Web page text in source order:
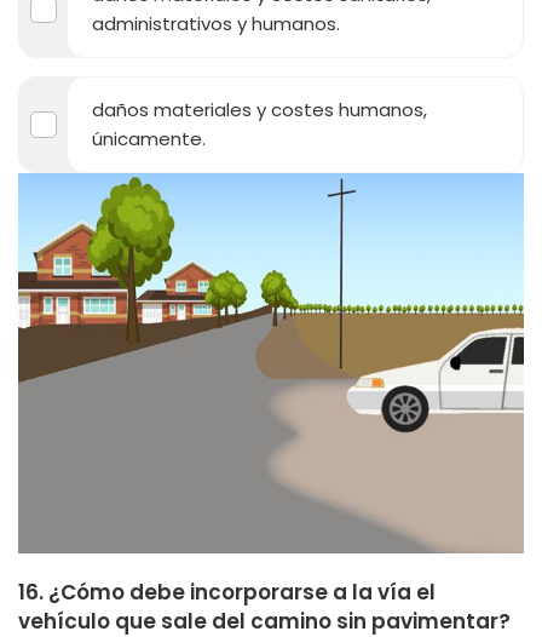
administrativos y humanos.
daños materiales y costes humanos,
únicamente.
16. ¿Cómo debe incorporarse a la vía el
vehículo que sale del camino sin pavimentar?